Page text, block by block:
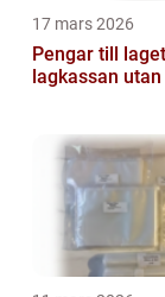
17 mars 2026
Pengar till laget så fylls
lagkassan